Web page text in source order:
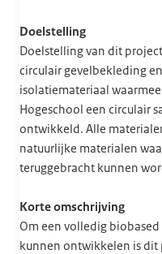
Doelstelling
Doelstelling van dit
circulair gevelbekleding
isolatiemateriaal
Hogeschool een circulair
ontwikkeld. Alle
natuurlijke materialen
teruggebracht kunnen
Korte omschrijving
Om een volledig
kunnen ontwikkelen is dit